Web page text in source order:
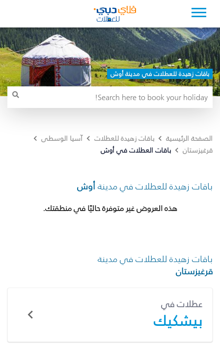
باقات زهيدة للعطلات في مدينة أوش
الصفحة الرئيسية باقات زهيدة للعطلات
آسيا الوسطى
قرغيزستان
باقات العطلات في أوش
باقات زهيدة للعطلات في مدينةأوش
هذه العروض غير متوفرة حاليًا في منطقتك.
باقات زهيدة للعطلات في مدينة
قرغيزستان
عطلات في
بيشكيك